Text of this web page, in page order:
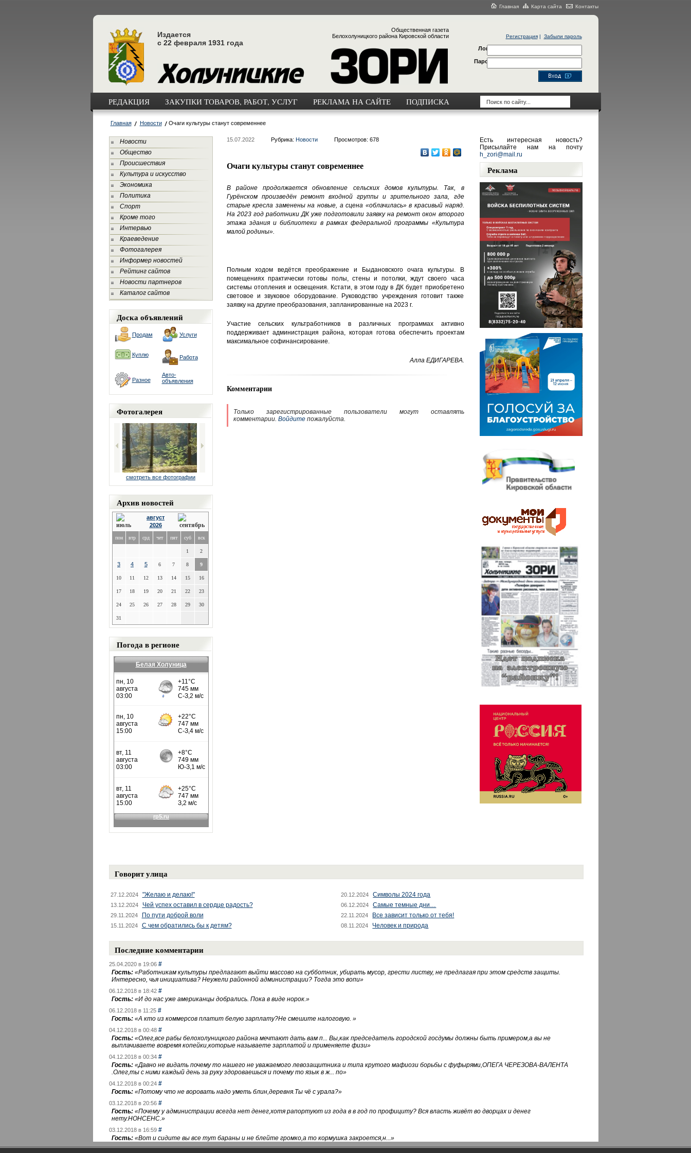
Главная Карта сайта Контакты
Издается
с 22 февраля 1931 года
Общественная газета
Белохолуницкого района Кировской области
Регистрация| Забыли пароль
Логин
Пароль
РЕДАКЦИЯ ЗАКУПКИ ТОВАРОВ, РАБОТ, УСЛУГ РЕКЛАМА НА САЙТЕ ПОДПИСКА
Главная Новости Очаги культуры станут современнее
Новости
Общество
Происшествия
Культура и искусство
Экономика
Политика
Спорт
Кроме того
Интервью
Краеведение
Фотогалерея
Информер новостей
Рейтинг сайтов
Новости партнеров
Каталог сайтов
Доска объявлений
Продам Услуги
Куплю Работа
Разное
Авто-
объявления
Фотогалерея
смотреть все фотографии
Архив новостей
август
2026
пон втр срд чет пят суб вск
1 2
3 4 5 6 7 8 9
10 11 12 13 14 15 16
17 18 19 20 21 22 23
24 25 26 27 28 29 30
31
Погода в регионе
Белая Холуница
15.07.2022 Рубрика: Новости Просмотров: 678
Очаги культуры станут современнее
В районе продолжается обновление сельских домов культуры. Так, в
Гурёнском произведён ремонт входной группы и зрительного зала, где
старые кресла заменены на новые, а сцена «облачилась» в красивый наряд.
На 2023 год работники ДК уже подготовили заявку на ремонт окон второго
этажа здания и библиотеки в рамках федеральной программы «Культура
малой родины».
Полным ходом ведётся преображение и Быдановского очага культуры. В
помещениях практически готовы полы, стены и потолки, ждут своего часа
системы отопления и освещения. Кстати, в этом году в ДК будет приобретено
световое и звуковое оборудование. Руководство учреждения готовит также
заявку на другие преобразования, запланированные на 2023 г.
Участие сельских культработников в различных программах активно
поддерживает администрация района, которая готова обеспечить проектам
максимальное софинансирование.
Алла ЕДИГАРЕВА.
Комментарии
Только зарегистрированные пользователи могут оставлять
комментарии. Войдитепожалуйста.
Есть интересная новость?
Присылайте нам на почту
h_zori@mail.ru
Реклама
Говорит улица
27.12.2024 "Желаю и делаю!" 20.12.2024 Символы 2024 года
13.12.2024 Чей успех оставил в сердце радость? 06.12.2024 Самые темные дни…
29.11.2024 По пути доброй воли 22.11.2024 Все зависит только от тебя!
15.11.2024 С чем обратились бы к детям? 08.11.2024 Человек и природа
Последние комментарии
25.04.2020 в 19:06 #
Гость: «Работникам культуры предлагают выйти массово на субботник, убирать мусор, грести листву, не предлагая при этом средств защиты.
Интересно, чья инициатива? Неужели районной администрации? Тогда это вопи»
06.12.2018 в 18:42 #
Гость: «И до нас уже американцы добрались. Пока в виде норок.»
06.12.2018 в 11:25 #
Гость: «А кто из коммерсов платит белую зарплату?Не смешите налоговую. »
04.12.2018 в 00:48 #
Гость: «Олег,все рабы белохолуницкого района мечтают дать вам п... Вы,как председатель городской госдумы должны быть примером,а вы не
выплачиваете вовремя копейки,которые называете зарплатой и применяете физи»
04.12.2018 в 00:34 #
Гость: «Давно не видать почему то нашего не уважаемого левозащитника и типа крутого мафиози борьбы с фуфырями,ОПЕГА ЧЕРЕЗОВА-ВАЛЕНТА
.Олег,ты с ними каждый день за руку здороваешься и почему то язык в ж... по»
04.12.2018 в 00:24 #
Гость: «Потому что не воровать надо уметь блин,деревня.Ты чё с урала?»
03.12.2018 в 20:56 #
Гость: «Почему у администрации всегда нет денег,хотя рапортуют из года в в год по профициту? Вся власть живёт во дворцах и денег
нету.НОНСЕНС.»
03.12.2018 в 16:59 #
Гость: «Вот и сидите вы все тут бараны и не блейте громко,а то кормушка закроется,н...»